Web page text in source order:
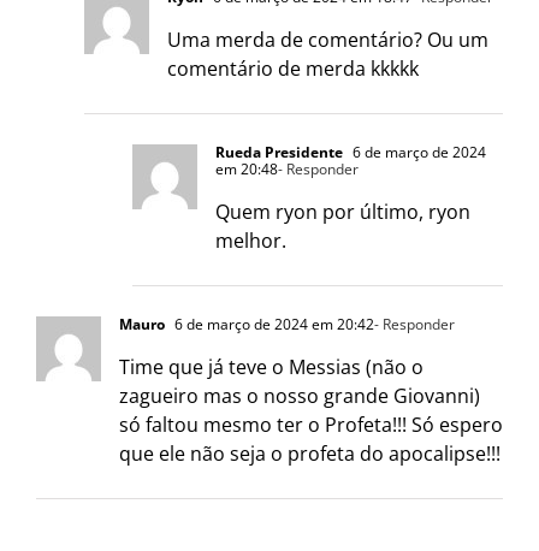
Uma merda de comentário? Ou um
comentário de merda kkkkk
Rueda Presidente 6 de março de 2024
em 20:48- Responder
Quem ryon por último, ryon
melhor.
Mauro 6 de março de 2024 em 20:42- Responder
Time que já teve o Messias (não o
zagueiro mas o nosso grande Giovanni)
só faltou mesmo ter o Profeta!!! Só espero
que ele não seja o profeta do apocalipse!!!